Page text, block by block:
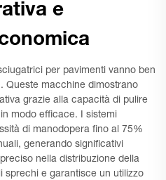
e
per pavimenti vanno ben
Queste macchine dimostrano
grazie alla capacità di pulire
modo efficace. I sistemi
di manodopera fino al 75%
generando significativi
nella distribuzione della
sprechi e garantisce un utilizzo